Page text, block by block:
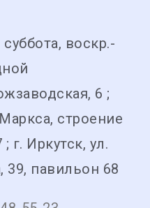
воскр.-
6 ;
строение
г. Иркутск, ул.
39, павильон 68